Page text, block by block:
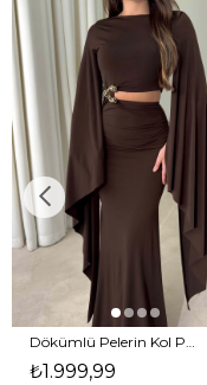
Dökümlü Pelerin Kol Pencere Detaylı Maxi Kahverengi Arlev Kadın Elbise 26Y511
₺1.999,99